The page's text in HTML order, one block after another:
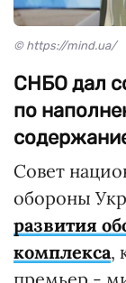
© https://mind.ua/
СНБО дал
по
Совет
обороны
развития
комплекса,